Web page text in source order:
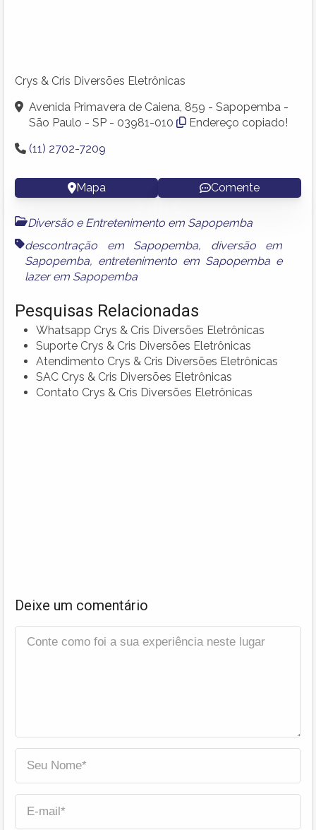
Crys & Cris Diversões Eletrônicas
Avenida Primavera de Caiena, 859 - Sapopemba -
São Paulo - SP - 03981-010
Endereço copiado!
(11) 2702-7209
Mapa Comente
Diversão e Entretenimento em Sapopemba
descontração em Sapopemba, diversão em
Sapopemba, entretenimento em Sapopemba e
lazer em Sapopemba
Pesquisas Relacionadas
Whatsapp Crys & Cris Diversões Eletrônicas
Suporte Crys & Cris Diversões Eletrônicas
Atendimento Crys & Cris Diversões Eletrônicas
SAC Crys & Cris Diversões Eletrônicas
Contato Crys & Cris Diversões Eletrônicas
Deixe um comentário